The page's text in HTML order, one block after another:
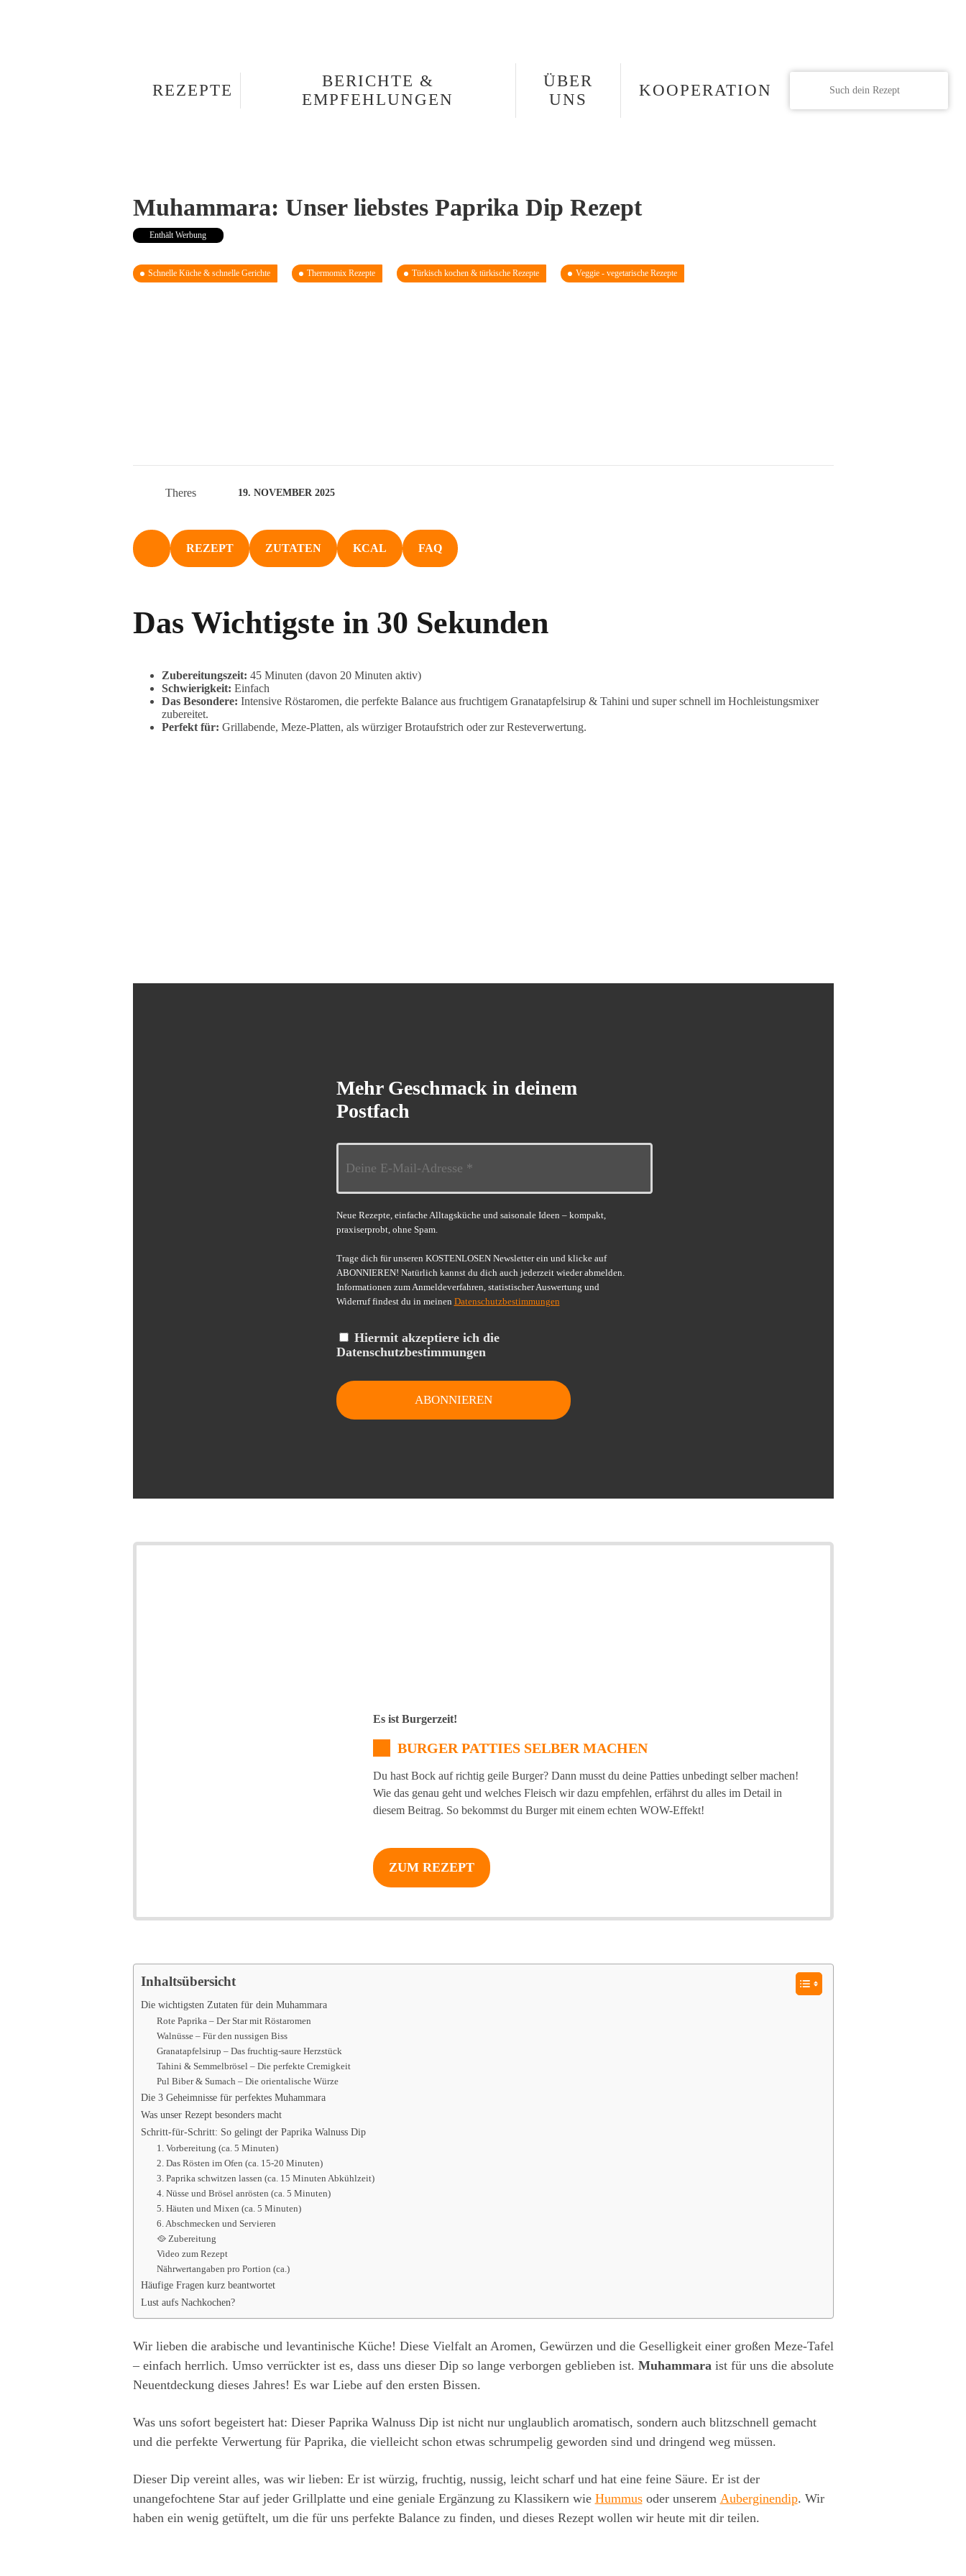
REZEPTE
BERICHTE &
EMPFEHLUNGEN
ÜBER
UNS
KOOPERATION
Muhammara: Unser liebstes Paprika Dip Rezept
Enthält Werbung
Schnelle Küche & schnelle Gerichte Thermomix Rezepte Türkisch kochen & türkische Rezepte Veggie - vegetarische Rezepte
Theres 19. NOVEMBER 2025
NACH OBEN
REZEPT ZUTATEN KCAL FAQ
Das Wichtigste in 30 Sekunden
Zubereitungszeit: 45 Minuten (davon 20 Minuten aktiv)
Schwierigkeit: Einfach
Das Besondere: Intensive Röstaromen, die perfekte Balance aus fruchtigem Granatapfelsirup & Tahini und super schnell im Hochleistungsmixer
zubereitet.
Perfekt für: Grillabende, Meze-Platten, als würziger Brotaufstrich oder zur Resteverwertung.
Mehr Geschmack in deinem
Postfach
Neue Rezepte, einfache Alltagsküche und saisonale Ideen – kompakt,
praxiserprobt, ohne Spam.
Trage dich für unseren KOSTENLOSEN Newsletter ein und klicke auf
ABONNIEREN! Natürlich kannst du dich auch jederzeit wieder abmelden.
Informationen zum Anmeldeverfahren, statistischer Auswertung und
Widerruf findest du in meinen Datenschutzbestimmungen
Hiermit akzeptiere ich die
Datenschutzbestimmungen
Es ist Burgerzeit!
BURGER PATTIES SELBER MACHEN
Du hast Bock auf richtig geile Burger? Dann musst du deine Patties unbedingt selber machen!
Wie das genau geht und welches Fleisch wir dazu empfehlen, erfährst du alles im Detail in
diesem Beitrag. So bekommst du Burger mit einem echten WOW-Effekt!
ZUM REZEPT
Inhaltsübersicht
Die wichtigsten Zutaten für dein Muhammara
Rote Paprika – Der Star mit Röstaromen
Walnüsse – Für den nussigen Biss
Granatapfelsirup – Das fruchtig-saure Herzstück
Tahini & Semmelbrösel – Die perfekte Cremigkeit
Pul Biber & Sumach – Die orientalische Würze
Die 3 Geheimnisse für perfektes Muhammara
Was unser Rezept besonders macht
Schritt-für-Schritt: So gelingt der Paprika Walnuss Dip
1. Vorbereitung (ca. 5 Minuten)
2. Das Rösten im Ofen (ca. 15-20 Minuten)
3. Paprika schwitzen lassen (ca. 15 Minuten Abkühlzeit)
4. Nüsse und Brösel anrösten (ca. 5 Minuten)
5. Häuten und Mixen (ca. 5 Minuten)
6. Abschmecken und Servieren
🥘 Zubereitung
Video zum Rezept
Nährwertangaben pro Portion (ca.)
Häufige Fragen kurz beantwortet
Lust aufs Nachkochen?
Wir lieben die arabische und levantinische Küche! Diese Vielfalt an Aromen, Gewürzen und die Geselligkeit einer großen Meze-Tafel
– einfach herrlich. Umso verrückter ist es, dass uns dieser Dip so lange verborgen geblieben ist. Muhammaraist für uns die absolute
Neuentdeckung dieses Jahres! Es war Liebe auf den ersten Bissen.
Was uns sofort begeistert hat: Dieser Paprika Walnuss Dip ist nicht nur unglaublich aromatisch, sondern auch blitzschnell gemacht
und die perfekte Verwertung für Paprika, die vielleicht schon etwas schrumpelig geworden sind und dringend weg müssen.
Dieser Dip vereint alles, was wir lieben: Er ist würzig, fruchtig, nussig, leicht scharf und hat eine feine Säure. Er ist der
unangefochtene Star auf jeder Grillplatte und eine geniale Ergänzung zu Klassikern wie Hummusoder unserem Auberginendip. Wir
haben ein wenig getüftelt, um die für uns perfekte Balance zu finden, und dieses Rezept wollen wir heute mit dir teilen.